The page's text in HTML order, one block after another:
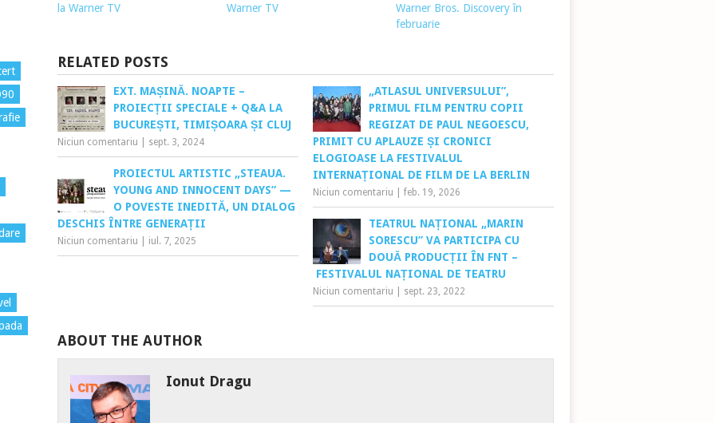
la Warner TV
Warner TV
Warner Bros. Discovery în
februarie
RELATED POSTS
EXT. MAȘINĂ. NOAPTE –
PROIECȚII SPECIALE + Q&A LA
BUCUREȘTI, TIMIȘOARA ȘI CLUJ
Niciun comentariu sept. 3, 2024
„ATLASUL UNIVERSULUI”,
PRIMUL FILM PENTRU COPII
REGIZAT DE PAUL NEGOESCU,
PRIMIT CU APLAUZE ȘI CRONICI
ELOGIOASE LA FESTIVALUL
INTERNAȚIONAL DE FILM DE LA BERLIN
Niciun comentariu |feb. 19, 2026
PROIECTUL ARTISTIC „STEAUA.
YOUNG AND INNOCENT DAYS” —
O POVESTE INEDITĂ, UN DIALOG
DESCHIS ÎNTRE GENERAȚII
Niciun comentariu iul. 7, 2025
TEATRUL NAȚIONAL „MARIN
SORESCU” VA PARTICIPA CU
DOUĂ PRODUCȚII ÎN FNT –
FESTIVALUL NAȚIONAL DE TEATRU
Niciun comentariu sept. 23, 2022
ABOUT THE AUTHOR
Ionut Dragu